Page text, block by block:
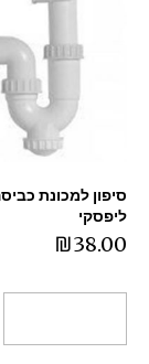
ליפסקי
₪38.00